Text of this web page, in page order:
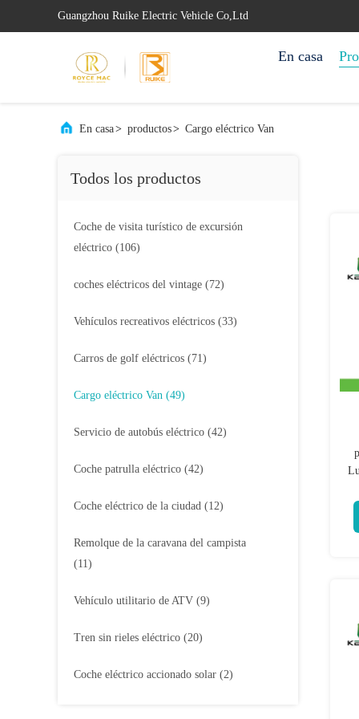
Guangzhou Ruike Electric Vehicle Co,Ltd
En casa
En casa> productos> Cargo eléctrico Van
Todos los productos
Coche de visita turístico de excursión
eléctrico (106)
coches eléctricos del vintage (72)
Vehículos recreativos eléctricos (33)
Carros de golf eléctricos (71)
Cargo eléctrico Van (49)
Servicio de autobús eléctrico (42)
Coche patrulla eléctrico (42)
Coche eléctrico de la ciudad (12)
Remolque de la caravana del campista
(11)
Vehículo utilitario de ATV (9)
Tren sin rieles eléctrico (20)
Coche eléctrico accionado solar (2)